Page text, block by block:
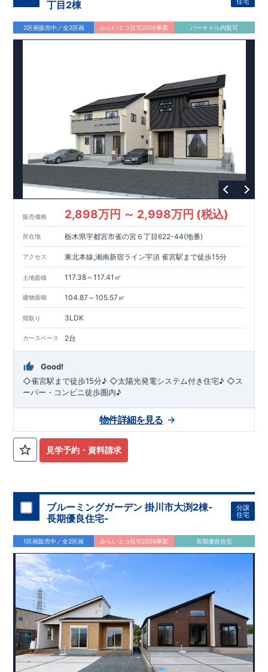
丁目2棟
2区画販売中／全2区画 みらいエコ住宅2026事業 バーチャル内覧可
販売価格 2,898万円 ～ 2,998万円 (税込)
所在地 栃木県宇都宮市雀の宮６丁目622-44(地番)
アクセス 東北本線,湘南新宿ライン宇須 雀宮駅まで徒歩15分
土地面積 117.38～117.41㎡
建物面積 104.87～105.57㎡
間取り 3LDK
カースペース 2台
Good!
◇雀宮駅まで徒歩15分♪ ◇太陽光発電システム付き住宅♪ ◇ス
ーパー・コンビニ徒歩圏内♪
見学予約・資料請求
物件詳細を見る
ブルーミングガーデン 掛川市大渕2棟-
長期優良住宅-
分譲
住宅
1区画販売中／全2区画 みらいエコ住宅2026事業 長期優良住宅